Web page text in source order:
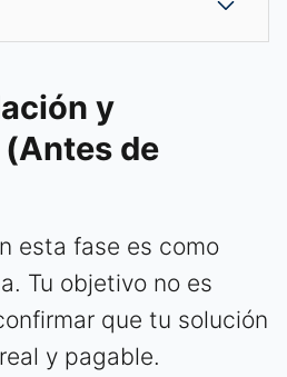
y
de
esta fase es como
Tu objetivo no es
que tu solución
y pagable.